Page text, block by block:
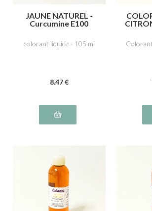
JAUNE NATUREL -
Curcumine E100
colorant liquide - 105 ml
8.47 €